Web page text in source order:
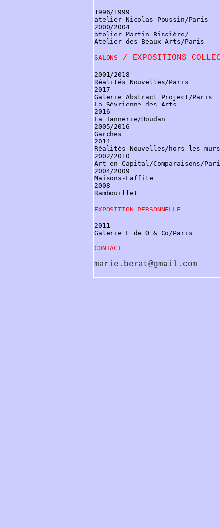
1996/1999
atelier Nicolas Poussin/Paris
2000/2004
atelier Martin Bissière/
Atelier des Beaux-Arts/Paris
SALONS / EXPOSITIONS
2001/2018
Réalités Nouvelles/Paris
2017
Galerie Abstract Project/Paris
La Sévrienne des Arts
2016
La Tannerie/Houdan
2005/2016
Garches
2014
Réalités Nouvelles/hors les
2002/2010
Art en Capital/Comparaisons/
2004/2009
Maisons-Laffite
2008
Rambouillet
EXPOSITION PERSONNELLE
2011
Galerie L de O & Co/Paris
CONTACT
marie.berat@gmail.com